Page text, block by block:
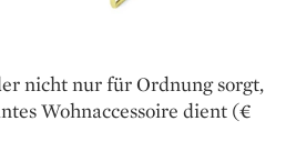
nicht nur für Ordnung sorgt,
Wohnaccessoire dient (€